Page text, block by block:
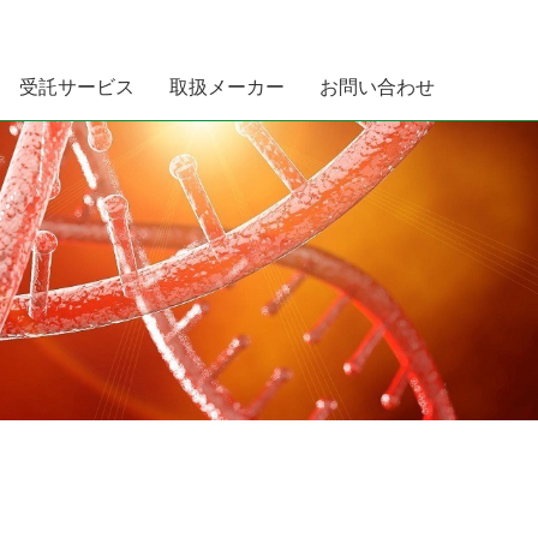
受託サービス 取扱メーカー お問い合わせ